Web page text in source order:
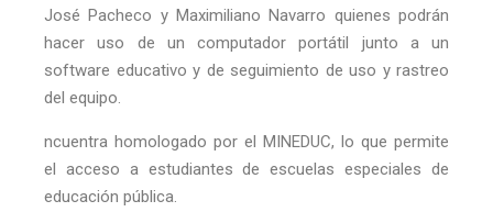
José Pacheco y Maximiliano Navarro quienes podrán
hacer uso de un computador portátil junto a un
software educativo y de seguimiento de uso y rastreo
del equipo.
ncuentra homologado por el MINEDUC, lo que permite
el acceso a estudiantes de escuelas especiales de
educación pública.